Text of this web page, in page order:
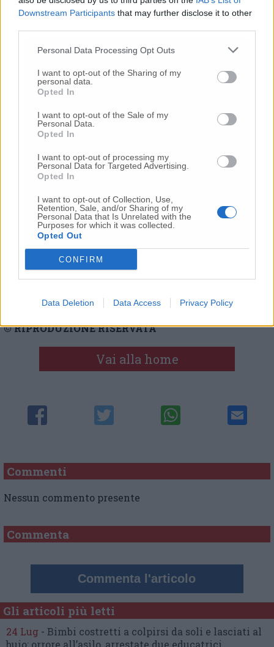
Downstream Participants that may further disclose it to other
Personal Data Processing Opt Outs
I want to opt-out of the Sharing of my
personal data.
Opted In
I want to opt-out of the Sale of my
Personal Data.
Opted In
I want to opt-out of processing my
Personal Data for Targeted Advertising.
Opted In
I want to opt-out of Collection, Use,
Retention, Sale, and/or Sharing of my
Personal Data that Is Unrelated with the
Purposes for which it was collected.
Opted Out
CONFIRM
Data Deletion Data Access Privacy Policy
sviluppo della rete urbana di Tpl e la sua
andrà ad inserirsi nell’esistente infrastruttura
filoviaria, esso sarà perfettamente integrato
pur rappresentando uno sviluppo in termini
di tecnologia avanzata. Il progetto è
finalizzato all’attivazione di un percorso ad
anello delle linee filoviarie della città, nel
doppio senso di marcia, funzionale per
servire, con un trasporto a basso impatto
ambientale, il centro cittadino collegandolo
anche alle principali direttrici periferiche.
L’obiettivo – conclude la relazione tecnica – è
dunque quello di implementare una rete di
assi di forza per lo sviluppo di un sistema
integrato di trasporto rapido di massa da
realizzarsi mediante modalità filoviaria con
la sostituzione di linee attualmente esercite
con veicoli a trazione termica».
© RIPRODUZIONE RISERVATA
Vai alla home
Commenti
Nessun commento presente
Commenta
Commenta l'articolo
Gli articoli più letti
24 Lug - Bimbi costretti a colpirsi da soli e lasciati al
buio: orrore all’asilo, arrestate due educatrici